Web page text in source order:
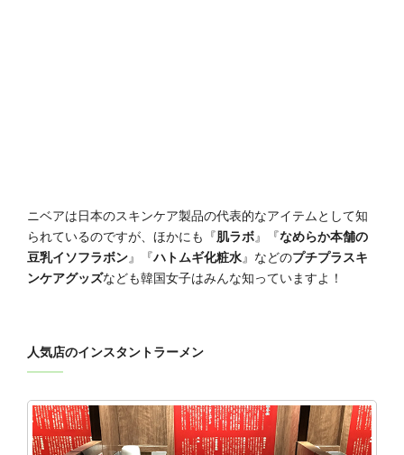
ニベアは日本のスキンケア製品の代表的なアイテムとして知
られているのですが、ほかにも『肌ラボ』『なめらか本舗の
豆乳イソフラボン』『ハトムギ化粧水』などのプチプラスキ
ンケアグッズなども韓国女子はみんな知っていますよ！
人気店のインスタントラーメン